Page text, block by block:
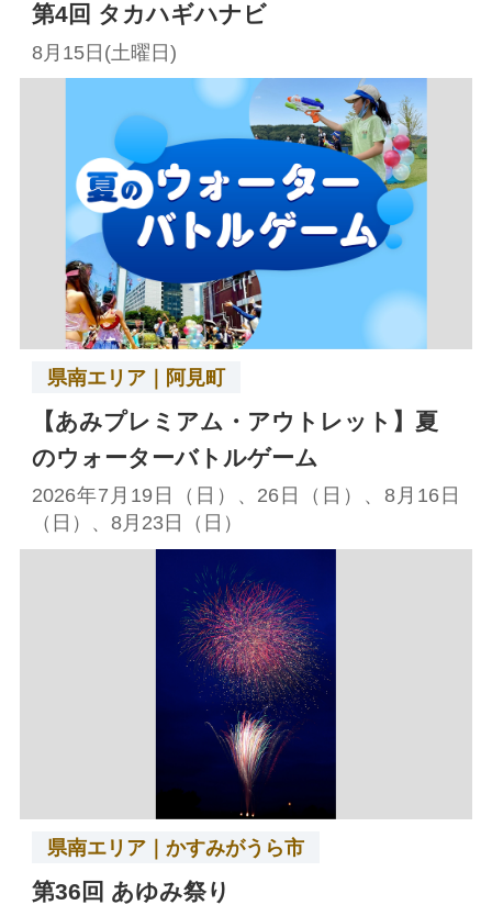
第4回 タカハギハナビ
8月15日(土曜日)
県南エリア｜阿見町
【あみプレミアム・アウトレット】夏
のウォーターバトルゲーム
2026年7月19日（日）、26日（日）、8月16日
（日）、8月23日（日）
県南エリア｜かすみがうら市
第36回 あゆみ祭り